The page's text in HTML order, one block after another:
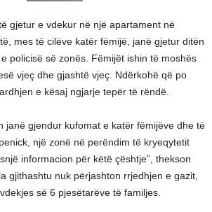
gjetur e vdekur në një apartament në
mes të cilëve katër fëmijë, janë gjetur ditën
policisë së zonës. Fëmijët ishin të moshës
vjeç dhe gjashtë vjeç. Ndërkohë që po
e kësaj ngjarje tepër të rëndë.
janë gjendur kufomat e katër fëmijëve dhe të
një zonë në perëndim të kryeqytetit
informacion për këtë çështje”, thekson
gjithashtu nuk përjashton rrjedhjen e gazit,
së 6 pjesëtarëve të familjes.